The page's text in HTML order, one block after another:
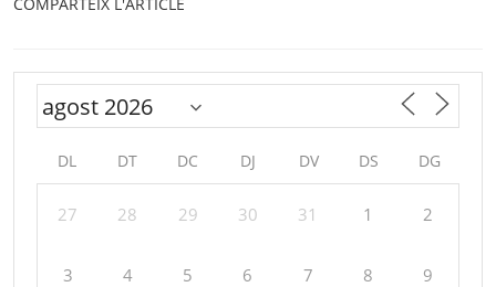
COMPARTEIX L'ARTICLE
DL DT DC DJ DV DS DG
27 28 29 30 31 1 2
3 4 5 6 7 8 9